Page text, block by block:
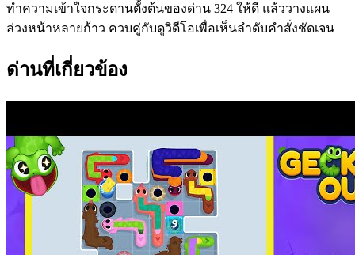
ทำความเข้าใจกระดานตั้งต้นของด่าน 324 ให้ดี แล้ววางแผน
ล่วงหน้าหลายก้าว ควบคู่กับดูวิดีโอเพื่อเห็นลำดับคำสั่งชัดเจน
ด่านที่เกี่ยวข้อง